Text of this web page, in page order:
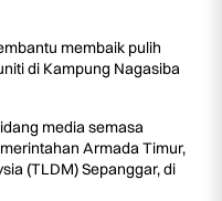
membaik pulih
di Kampung Nagasiba
media semasa
Armada Timur,
(TLDM) Sepanggar, di